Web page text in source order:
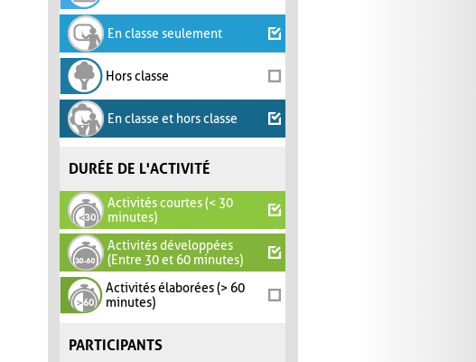
En classe seulement
Hors classe
En classe et hors classe
DURÉE DE L'ACTIVITÉ
Activités courtes (< 30
minutes)
Activités développées
(Entre 30 et 60 minutes)
Activités élaborées (> 60
minutes)
PARTICIPANTS